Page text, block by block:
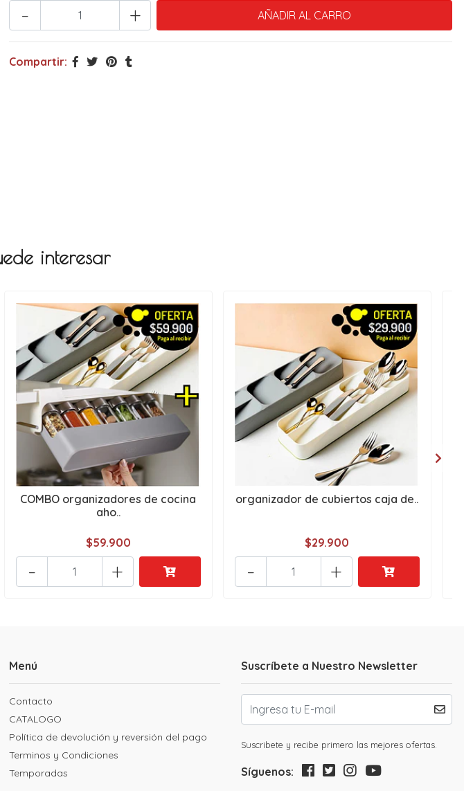
+
-
Compartir:
interesar
COMBO organizadores de cocina
aho..
$59.900
+
-
organizador de cubiertos caja de..
$29.900
+
-
Menú
Contacto
CATALOGO
Política de devolución y reversión del pago
Terminos y Condiciones
Temporadas
Suscríbete a Nuestro Newsletter
Suscribete y recibe primero las mejores ofertas.
Síguenos: